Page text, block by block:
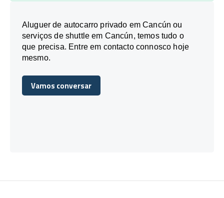
Aluguer de autocarro privado em Cancún ou
serviços de shuttle em Cancún, temos tudo o
que precisa. Entre em contacto connosco hoje
mesmo.
Vamos conversar
Vamos conversar